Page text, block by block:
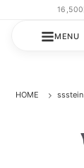
MENU
HOME ssstein